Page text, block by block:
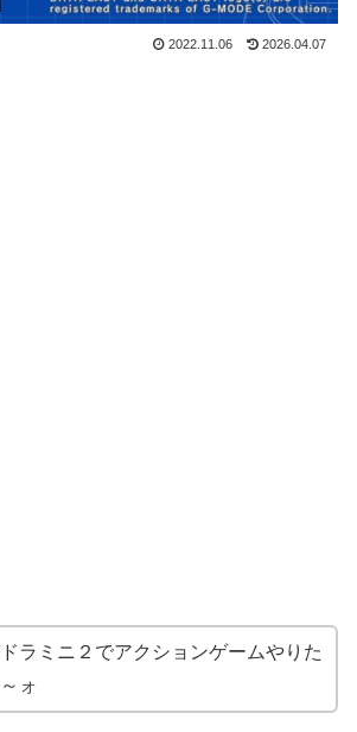
2022.11.06 2026.04.07
ドラミニ２でアクションゲームやりた
ォ